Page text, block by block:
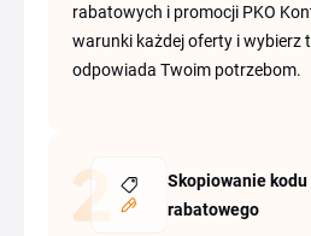
rabatowych i promocji PKO
warunki każdej oferty i wybierz
odpowiada Twoim potrzebom.
Skopiowanie kodu
rabatowego